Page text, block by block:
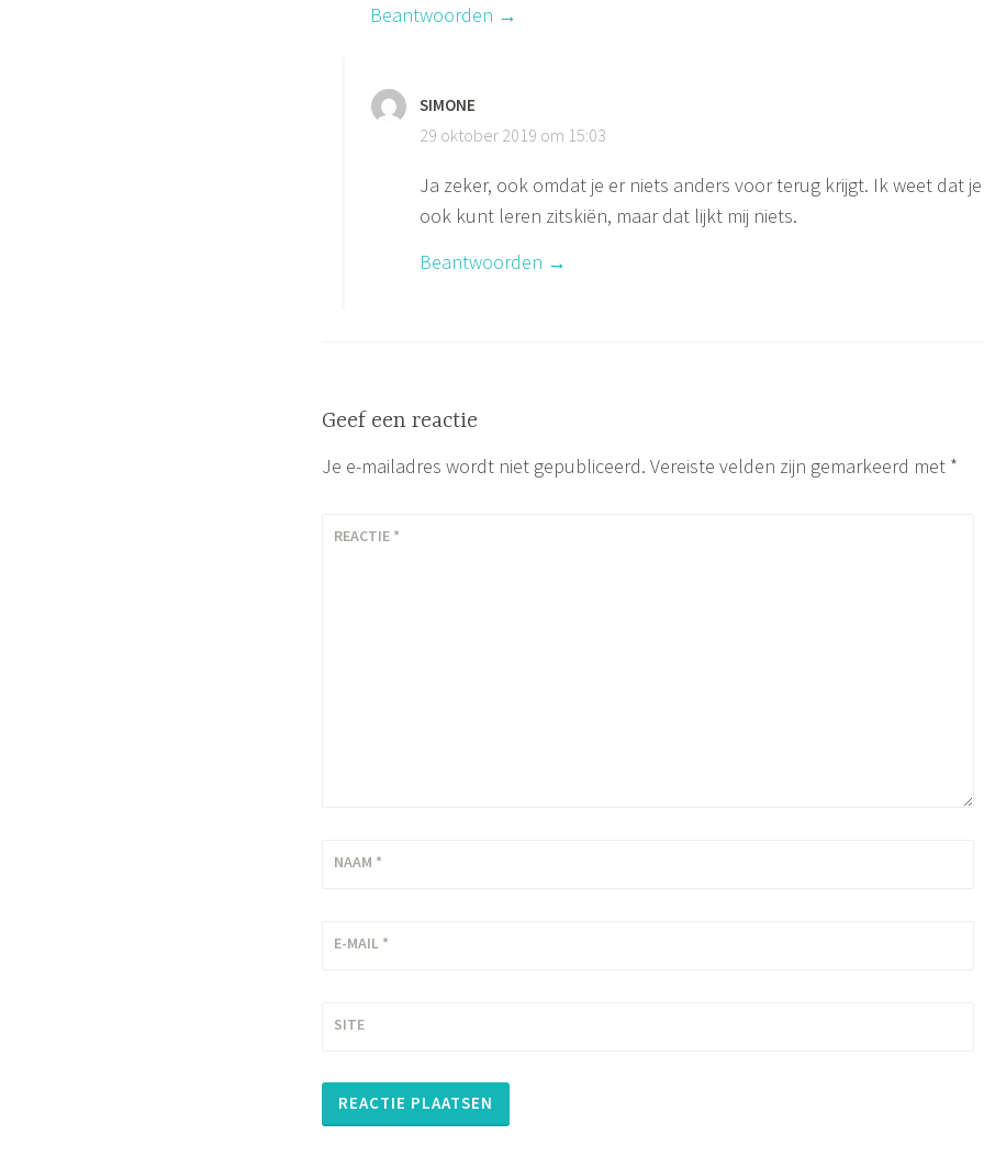
Beantwoorden
SIMONE
29 oktober 2019 om 15:03
Ja zeker, ook omdat je er niets anders voor terug krijgt. Ik weet dat je
ook kunt leren zitskiën, maar dat lijkt mij niets.
Beantwoorden
Geef een reactie
Je e-mailadres wordt niet gepubliceerd. Vereiste velden zijn gemarkeerd met *
REACTIE *
NAAM *
E-MAIL *
SITE